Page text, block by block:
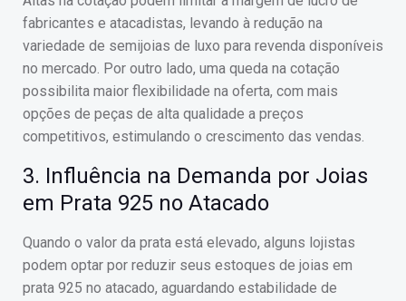
fabricantes e atacadistas, levando à redução na
variedade de semijoias de luxo para revenda disponíveis
no mercado. Por outro lado, uma queda na cotação
possibilita maior flexibilidade na oferta, com mais
opções de peças de alta qualidade a preços
competitivos, estimulando o crescimento das vendas.
3. Influência na Demanda por Joias
em Prata 925 no Atacado
Quando o valor da prata está elevado, alguns lojistas
podem optar por reduzir seus estoques de joias em
prata 925 no atacado, aguardando estabilidade de